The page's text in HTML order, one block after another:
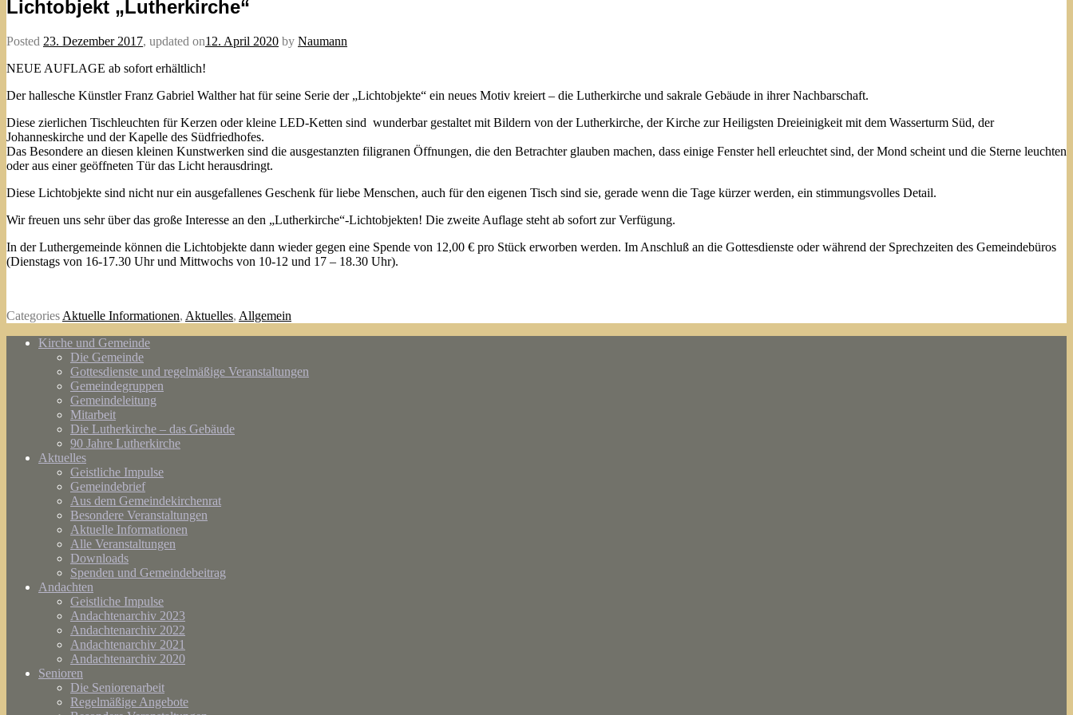
Lichtobjekt „Lutherkirche“
Posted 23. Dezember 2017, updated on12. April 2020 by Naumann
NEUE AUFLAGE ab sofort erhältlich!
Der hallesche Künstler Franz Gabriel Walther hat für seine Serie der „Lichtobjekte“ ein neues Motiv kreiert – die Lutherkirche und sakrale Gebäude in ihrer Nachbarschaft.
Diese zierlichen Tischleuchten für Kerzen oder kleine LED-Ketten sind wunderbar gestaltet mit Bildern von der Lutherkirche, der Kirche zur Heiligsten Dreieinigkeit mit dem Wasserturm Süd, der
Johanneskirche und der Kapelle des Südfriedhofes.
Das Besondere an diesen kleinen Kunstwerken sind die ausgestanzten filigranen Öffnungen, die den Betrachter glauben machen, dass einige Fenster hell erleuchtet sind, der Mond scheint und die Sterne leuchten
oder aus einer geöffneten Tür das Licht herausdringt.
Diese Lichtobjekte sind nicht nur ein ausgefallenes Geschenk für liebe Menschen, auch für den eigenen Tisch sind sie, gerade wenn die Tage kürzer werden, ein stimmungsvolles Detail.
Wir freuen uns sehr über das große Interesse an den „Lutherkirche“-Lichtobjekten! Die zweite Auflage steht ab sofort zur Verfügung.
In der Luthergemeinde können die Lichtobjekte dann wieder gegen eine Spende von 12,00 € pro Stück erworben werden. Im Anschluß an die Gottesdienste oder während der Sprechzeiten des Gemeindebüros
(Dienstags von 16-17.30 Uhr und Mittwochs von 10-12 und 17 – 18.30 Uhr).
Categories Aktuelle Informationen, Aktuelles, Allgemein
Kirche und Gemeinde
Die Gemeinde
Gottesdienste und regelmäßige Veranstaltungen
Gemeindegruppen
Gemeindeleitung
Mitarbeit
Die Lutherkirche – das Gebäude
90 Jahre Lutherkirche
Aktuelles
Geistliche Impulse
Gemeindebrief
Aus dem Gemeindekirchenrat
Besondere Veranstaltungen
Aktuelle Informationen
Alle Veranstaltungen
Downloads
Spenden und Gemeindebeitrag
Andachten
Geistliche Impulse
Andachtenarchiv 2023
Andachtenarchiv 2022
Andachtenarchiv 2021
Andachtenarchiv 2020
Senioren
Die Seniorenarbeit
Regelmäßige Angebote